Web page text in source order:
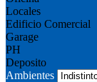
Locales
Edificio Comercial
Garage
PH
Deposito
Ambientes